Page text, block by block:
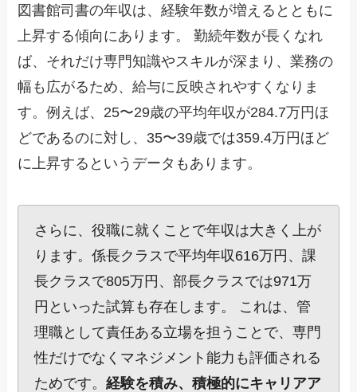
図書館司書の年収は、経験年数が増えるとともに
上昇する傾向にあります。 勤続年数が長くなれ
ば、それだけ専門知識やスキルが深まり、業務の
幅も広がるため、給与に反映されやすくなりま
す。例えば、25〜29歳の平均年収が284.7万円ほ
どであるのに対し、35〜39歳では359.4万円ほど
に上昇するというデータもあります。
さらに、役職に就くことで年収は大きく上が
ります。係長クラスで平均年収616万円、課
長クラスで805万円、部長クラスでは971万
円といった試算も存在します。 これは、管
理職として責任ある立場を担うことで、専門
性だけでなくマネジメント能力も評価される
ためです。経験を積み、積極的にキャリアア